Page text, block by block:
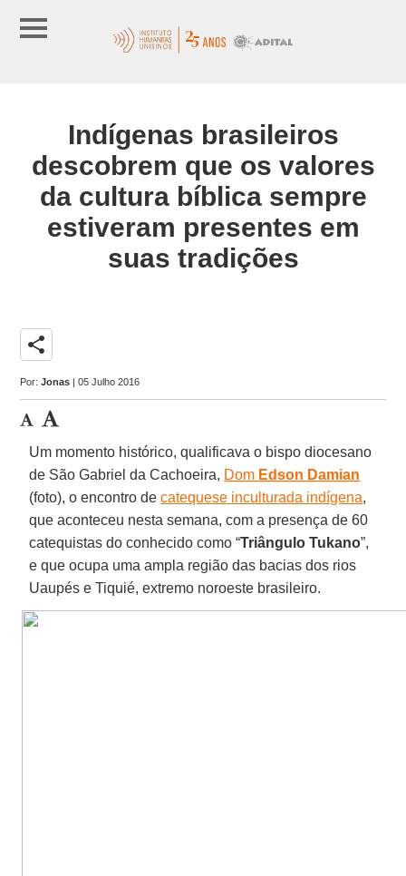
Indígenas brasileiros
descobrem que os valores
da cultura bíblica sempre
estiveram presentes em
suas tradições
share
Por:Jonas | 05 Julho 2016
Um momento histórico, qualificava o bispo diocesano
de São Gabriel da Cachoeira, Dom Edson Damian
(foto), o encontro decatequese inculturada indígena,
que aconteceu nesta semana, com a presença de 60
catequistas do conhecido como “Triângulo Tukano”,
e que ocupa uma ampla região das bacias dos rios
Uaupés e Tiquié, extremo noroeste brasileiro.